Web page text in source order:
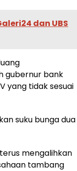
dan UBS
gubernur bank
yang tidak sesuai
suku bunga dua
mengalihkan
tambang